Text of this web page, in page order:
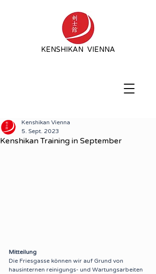
KENSHIKAN VIENNA
Kenshikan Training in September
Kenshikan Vienna
5. Sept. 2023
Mitteilung
Die Friesgasse können wir auf Grund von
hausinternen reinigungs- und Wartungsarbeiten